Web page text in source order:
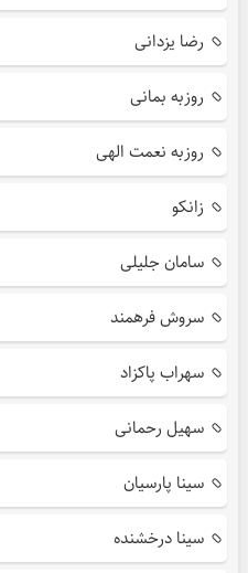
رضا یزدانی
روزبه بمانی
روزبه نعمت الهی
زانکو
سامان جلیلی
سروش فرهمند
سهراب پاکزاد
سهیل رحمانی
سینا پارسیان
سینا درخشنده